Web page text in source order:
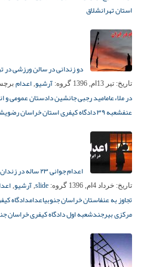
استان تهرانشلاق
دو زندانی در سالن ورزشی در
تاریخ: تیر 13ام, 1396 گروه: آرشیو, اعدام
در ملاءعامامید رجبی جانشین دادستان عمومی و
عنفشعبه ۳۹ دادگاه کیفری استان خراسان رضوی
اعدام جوانی ۲۳ ساله در زندان بیرجند
تاریخ: خرداد 4ام, 1396 گروه: slide
, آرشیو,
تجاوز به عنفاستان خراسان جنوبیاعدامدادگاه
مرکزی بیرجندشعبه اول دادگاه کیفری خراسان